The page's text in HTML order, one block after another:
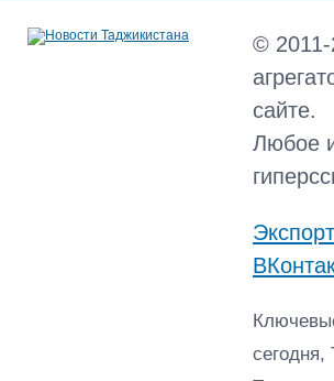
© 2011-
сайте.
Любое
сегодня,